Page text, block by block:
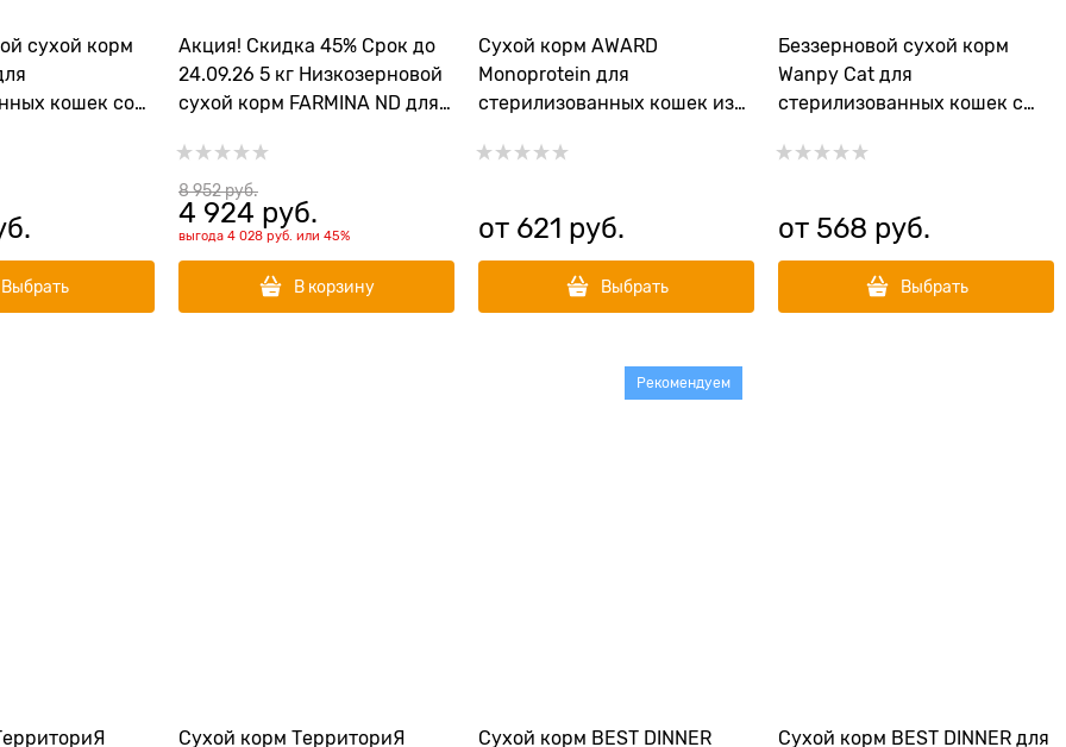
сухой корм
кошек со
Lamb and
Выбрать
Акция! Скидка 45% Срок до
24.09.26 5 кг Низкозерновой
cухой корм FARMINA ND для
курицей и гранатом
8 952 руб.
4 924 руб.
выгода 4 028 руб. или 45%
В корзину
Сухой корм AWARD
Monoprotein для
стерилизованных кошек из
спаржи и ацеролы
от 621 руб.
Выбрать
Беззерновой сухой корм
Wanpy Cat для
стерилизованных кошек с
CAT SALMON&TUNA
от 568 руб.
Выбрать
Сухой корм ТерриториЯ Сухой корм BEST DINNER
Рекомендуем
Сухой корм BEST DINNER для